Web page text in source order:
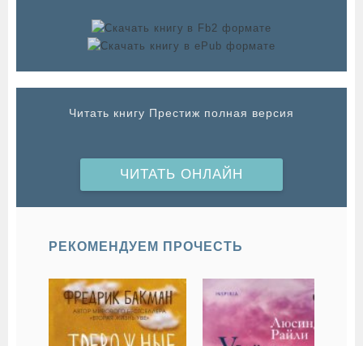
Читать книгу Престиж полная версия
ЧИТАТЬ ОНЛАЙН
РЕКОМЕНДУЕМ ПРОЧЕСТЬ